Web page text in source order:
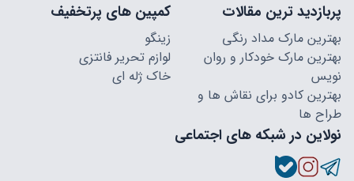
پربازدید ترین مقالات
بهترین مارک مداد رنگی
بهترین مارک خودکار و روان
نویس
بهترین کادو برای نقاش ها و
طراح ها
کمپین های پرتخفیف
زینگو
لوازم تحریر فانتزی
خاک ژله ای
نولاین در شبکه های اجتماعی